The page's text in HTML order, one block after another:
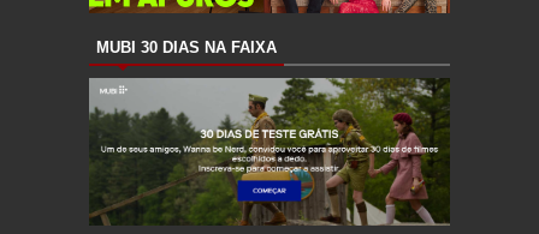
MUBI 30 DIAS NA FAIXA